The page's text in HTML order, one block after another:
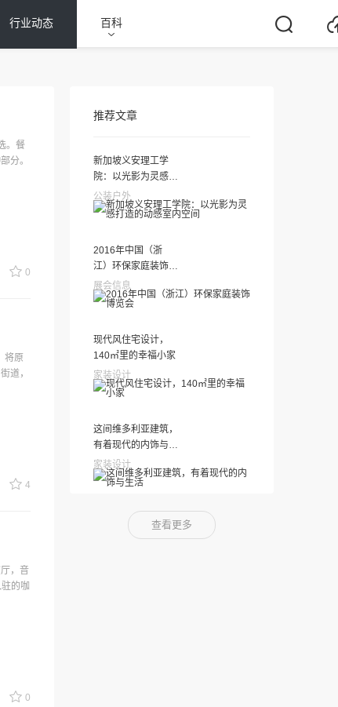
行业动态 百科
。餐
分。
0
将原
道，
4
，音
的咖
0
推荐文章
新加坡义安理工学
院：以光影为灵感打
造的动感室内空间
公装户外
2016年中国（浙
江）环保家庭装饰博
览会
展会信息
现代风住宅设计，
140㎡里的幸福小家
家装设计
这间维多利亚建筑，
有着现代的内饰与生
活
家装设计
查看更多